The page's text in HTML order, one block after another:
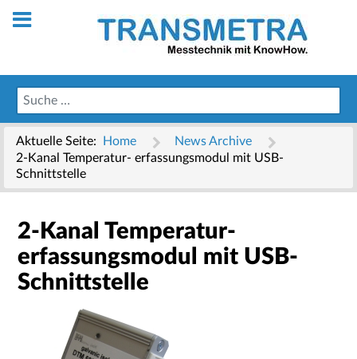
Aktuelle Seite: Home
News Archive
2-Kanal Temperatur- erfassungsmodul mit USB-
Schnittstelle
2-Kanal Temperatur-
erfassungsmodul mit USB-
Schnittstelle